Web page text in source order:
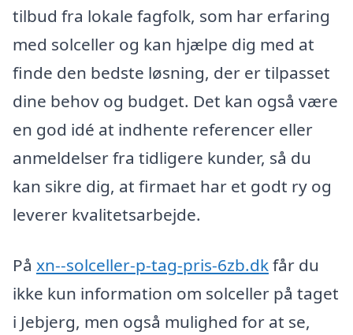
tilbud fra lokale fagfolk, som har erfaring
med solceller og kan hjælpe dig med at
finde den bedste løsning, der er tilpasset
dine behov og budget. Det kan også være
en god idé at indhente referencer eller
anmeldelser fra tidligere kunder, så du
kan sikre dig, at firmaet har et godt ry og
leverer kvalitetsarbejde.
På xn--solceller-p-tag-pris-6zb.dkfår du
ikke kun information om solceller på taget
i Jebjerg, men også mulighed for at se,